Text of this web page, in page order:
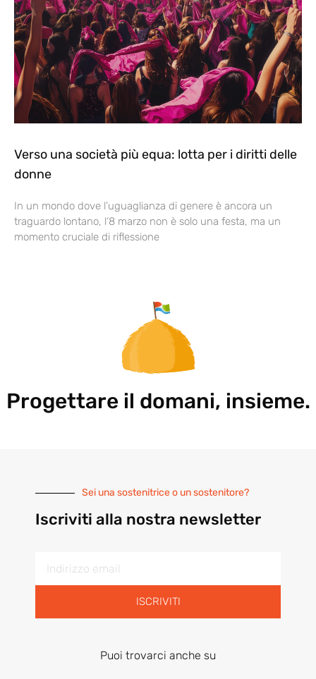
Verso una società più equa: lotta per i diritti delle
donne
In un mondo dove l’uguaglianza di genere è ancora un
traguardo lontano, l’8 marzo non è solo una festa, ma un
momento cruciale di riflessione
Progettare il domani, insieme.
Sei una sostenitrice o un sostenitore?
Iscriviti alla nostra newsletter
ISCRIVITI
Puoi trovarci anche su